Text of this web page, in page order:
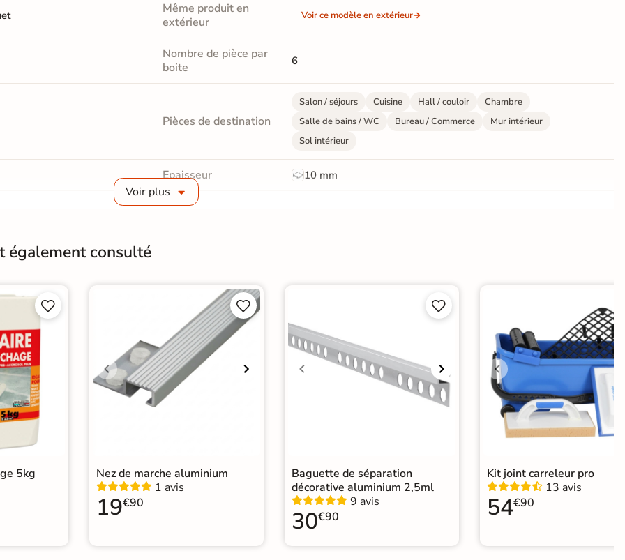
Même produit en
extérieur
Voir ce modèle en extérieur
Nombre de pièce par
boite
6
Pièces de destination
Salon / séjours Cuisine Hall / couloir
Chambre
Salle de bains / WC
Bureau / Commerce
Mur intérieur
Sol intérieur
Epaisseur 10 mm
Masse colorée
Conditionnement
Pose Coller
Normes Certification CE
Carrelage imitation parquet intérieur Carrelage Beige|
Carrelage salon moderne|
Voir plus
également consulté


5kg


Nez de marche aluminium
1 avis
19€90


Baguette de séparation
décorative aluminium 2,5ml
9 avis
30€90
Kit joint carreleur pro
13 avis
54€90